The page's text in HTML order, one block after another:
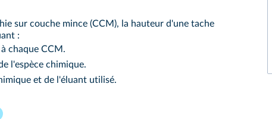
sur couche mince (CCM), la hauteur d'une tache
:
chaque CCM.
l'espèce chimique.
et de l'éluant utilisé.